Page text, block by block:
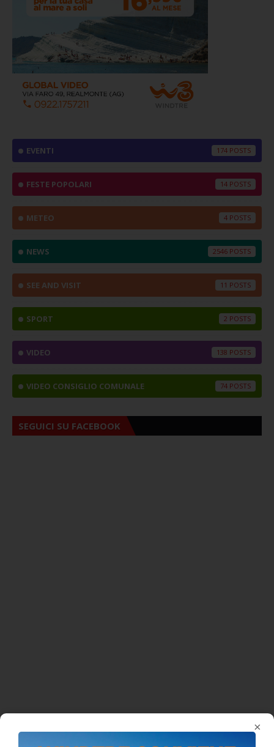
×
EVENTI 174
FESTE POPOLARI 14
METEO 4
NEWS 2546
SEE AND VISIT 11
SPORT 2
VIDEO 138
VIDEO CONSIGLIO COMUNALE 74
SEGUICI SU FACEBOOK